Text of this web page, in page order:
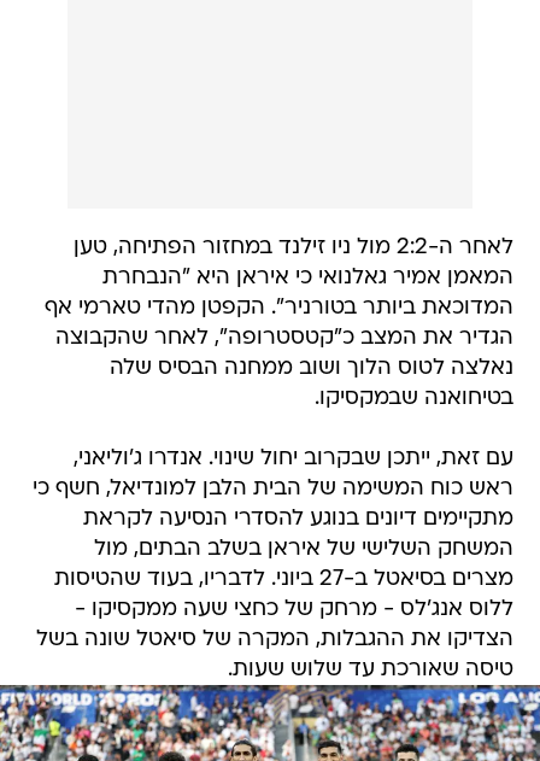
לאחר ה-2:2 מול ניו זילנד במחזור הפתיחה, טען
המאמן אמיר גאלנואי כי איראן היא "הנבחרת
המדוכאת ביותר בטורניר". הקפטן מהדי טארמי אף
הגדיר את המצב כ"קטסטרופה", לאחר שהקבוצה
נאלצה לטוס הלוך ושוב ממחנה הבסיס שלה
בטיחואנה שבמקסיקו.
עם זאת, ייתכן שבקרוב יחול שינוי. אנדרו ג'וליאני,
ראש כוח המשימה של הבית הלבן למונדיאל, חשף כי
מתקיימים דיונים בנוגע להסדרי הנסיעה לקראת
המשחק השלישי של איראן בשלב הבתים, מול
מצרים בסיאטל ב-27 ביוני. לדבריו, בעוד שהטיסות
ללוס אנג'לס - מרחק של כחצי שעה ממקסיקו -
הצדיקו את ההגבלות, המקרה של סיאטל שונה בשל
טיסה שאורכת עד שלוש שעות.